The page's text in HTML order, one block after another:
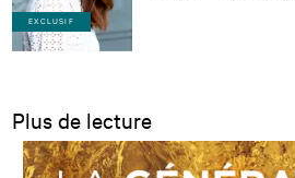
EXCLUSIF
Plus de lecture